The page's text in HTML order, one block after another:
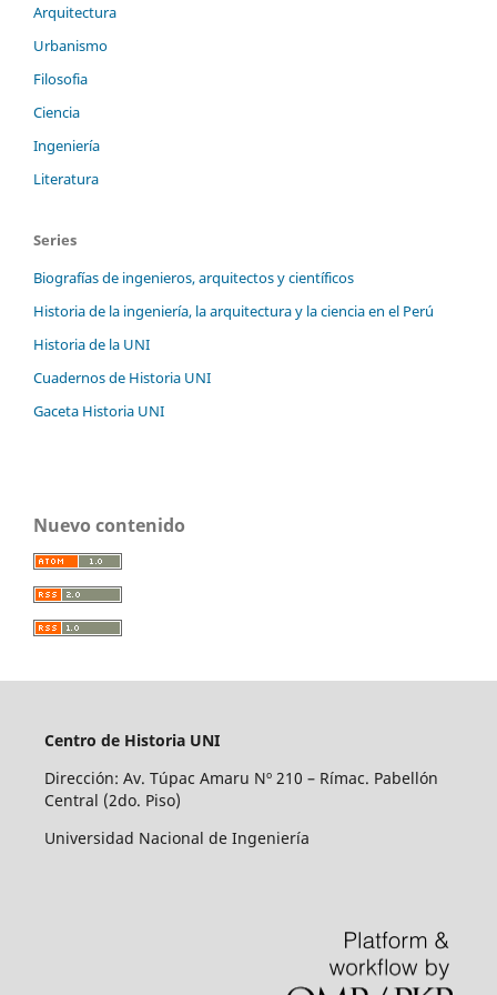
Arquitectura
Urbanismo
Filosofia
Ciencia
Ingeniería
Literatura
Series
Biografías de ingenieros, arquitectos y científicos
Historia de la ingeniería, la arquitectura y la ciencia en el Perú
Historia de la UNI
Cuadernos de Historia UNI
Gaceta Historia UNI
Nuevo contenido
Centro de Historia UNI
Dirección: Av. Túpac Amaru Nº 210 – Rímac. Pabellón
Central (2do. Piso)
Universidad Nacional de Ingeniería